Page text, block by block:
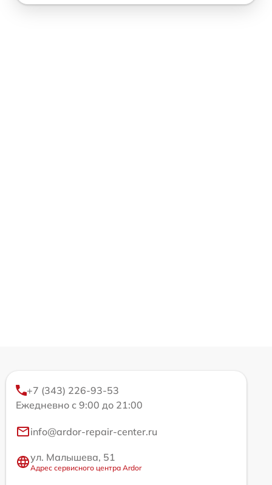
+7 (343) 226-93-53
Ежедневно с 9:00 до 21:00
info@ardor-repair-center.ru
ул. Малышева, 51
Адрес сервисного центра Ardor